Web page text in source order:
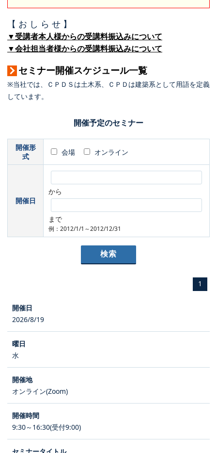
【 お し ら せ 】
▼受講者本人様からの受講料振込みについて
▼会社担当者様からの受講料振込みについて
セミナー開催スケジュール一覧
※当社では、ＣＰＤＳは土木系、ＣＰＤは建築系として用語を定義
しています。
開催予定のセミナー
開催形
式
会場 オンライン
開催日
から
まで
例：2012/1/1～2012/12/31
1
2026/8/19
水
オンライン(Zoom)
9:30～16:30(受付9:00)